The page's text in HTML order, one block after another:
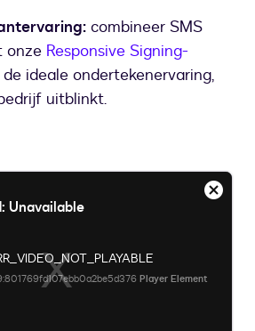
combineer SMS
onze Responsive Signing-
ideale ondertekenervaring,
uitblinkt.
Unavailable
Player Element
Extra